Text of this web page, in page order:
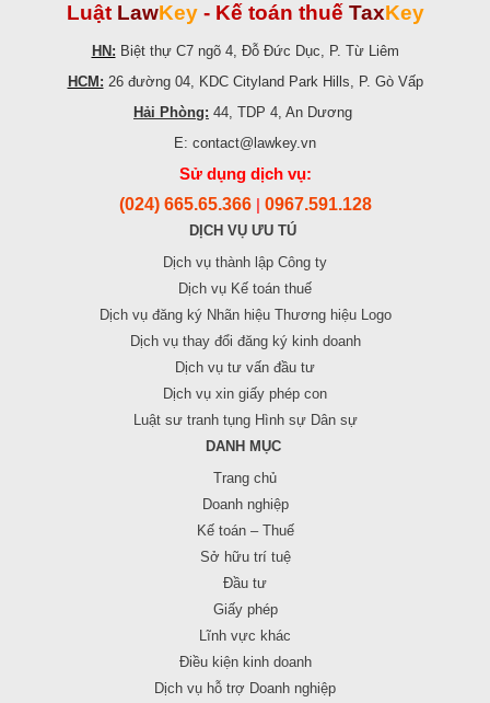
Luật LawKey - Kế toán thuế TaxKey
HN: Biệt thự C7 ngõ 4, Đỗ Đức Dục, P. Từ Liêm
HCM: 26 đường 04, KDC Cityland Park Hills, P. Gò Vấp
Hải Phòng: 44, TDP 4, An Dương
E: contact@lawkey.vn
Sử dụng dịch vụ:
(024) 665.65.366 0967.591.128
DỊCH VỤ ƯU TÚ
Dịch vụ thành lập Công ty
Dịch vụ Kế toán thuế
Dịch vụ đăng ký Nhãn hiệu Thương hiệu Logo
Dịch vụ thay đổi đăng ký kinh doanh
Dịch vụ tư vấn đầu tư
Dịch vụ xin giấy phép con
Luật sư tranh tụng Hình sự Dân sự
DANH MỤC
Trang chủ
Doanh nghiệp
Kế toán – Thuế
Sở hữu trí tuệ
Đầu tư
Giấy phép
Lĩnh vực khác
Điều kiện kinh doanh
Dịch vụ hỗ trợ Doanh nghiệp